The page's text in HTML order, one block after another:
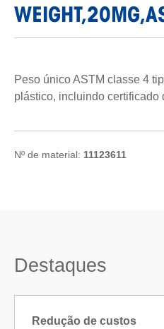
Peso único ASTM classe 4
plástico, incluindo certificado
Nº de material: 11123611
Destaques
Redução de custos